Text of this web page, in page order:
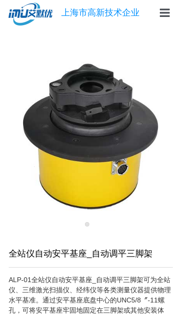
上海市高新技术企业
全站仪自动安平基座_自动调平三脚架
ALP-01全站仪自动安平基座_自动调平三脚架可为全站
仪、三维激光扫描仪、经纬仪等各类测量仪器提供物理
水平基准。通过安平基座底盘中心的UNC5/8〞-11螺
孔，可将安平基座牢固地固定在三脚架或其他安装体